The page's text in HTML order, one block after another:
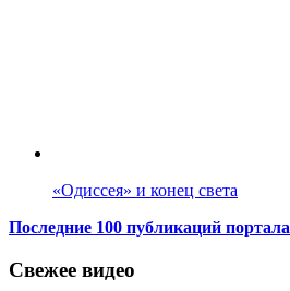
«Одиссея» и конец света
Последние 100 публикаций портала
Свежее видео